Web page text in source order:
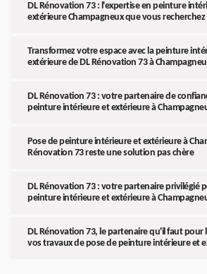
DL Rénovation 73 : l'expertise en peinture
extérieure Champagneux que vous recherchez
Transformez votre espace avec la peinture
extérieure de DL Rénovation 73 à
DL Rénovation 73 : votre partenaire de
peinture intérieure et extérieure à
Pose de peinture intérieure et extérieure à
Rénovation 73 reste une solution pas chère
DL Rénovation 73 : votre partenaire privilégié
peinture intérieure et extérieure à
DL Rénovation 73, le partenaire qu'il faut pour
vos travaux de pose de peinture intérieure et